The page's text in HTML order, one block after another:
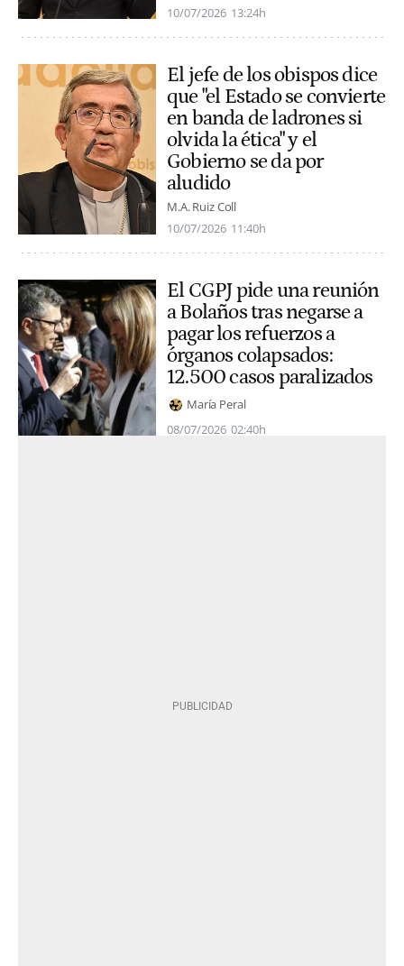
10/07/2026 13:24h
El jefe de los obispos dice
que "el Estado se convierte
en banda de ladrones si
olvida la ética" y el
Gobierno se da por
aludido
M.A. Ruiz Coll
10/07/2026 11:40h
El CGPJ pide una reunión
a Bolaños tras negarse a
pagar los refuerzos a
órganos colapsados:
12.500 casos paralizados
María Peral
08/07/2026 02:40h